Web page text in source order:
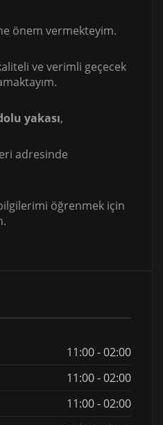
önem vermekteyim.
ve verimli geçecek
yakası,
adresinde
öğrenmek için
11:00 - 02:00
11:00 - 02:00
11:00 - 02:00